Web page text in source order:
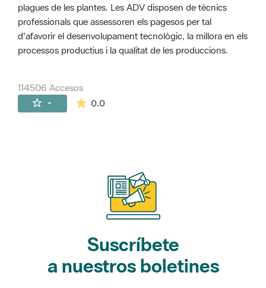
plagues de les plantes. Les ADV disposen de tècnics
professionals que assessoren els pagesos per tal
d'afavorir el desenvolupament tecnològic, la millora en els
processos productius i la qualitat de les produccions.
114506 Accesos
- 0.0La valoración media es de 0 estrellas de
Suscríbete
a nuestros boletines